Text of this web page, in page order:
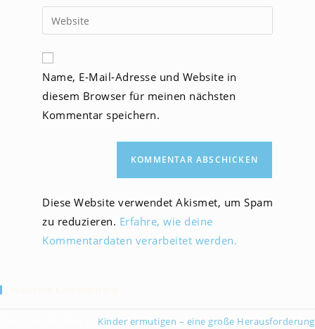
zum
Kommentieren
ein
E-
Mail-
zum
Kommentieren
ein
Gib
deine
Website-
URL
ein
(optional)
Name, E-Mail-Adresse und Website in
diesem Browser für meinen nächsten
Kommentar speichern.
Diese Website verwendet Akismet, um Spam
zu reduzieren. Erfahre, wie deine
Kommentardaten verarbeitet werden.
Kinder ermutigen – eine große Herausforderung